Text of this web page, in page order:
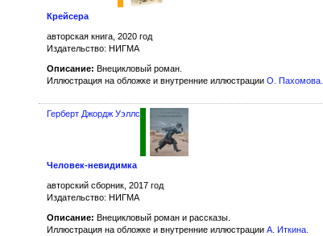
Крейсера
авторская книга, 2020 год
Издательство: НИГМА
Описание: Внецикловый роман.
Иллюстрация на обложке и внутренние иллюстрации О. Пахомова.
Герберт Джордж Уэллс
Человек-невидимка
авторский сборник, 2017 год
Издательство: НИГМА
Описание: Внецикловый роман и рассказы.
Иллюстрация на обложке и внутренние иллюстрации А. Иткина